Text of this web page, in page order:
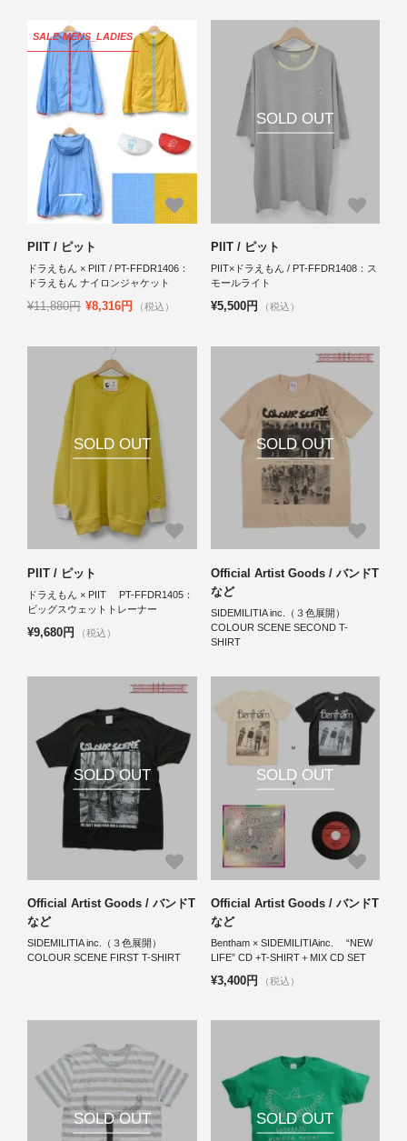
SALE-MENS_LADIES
PIIT / ピット
ドラえもん × PIIT / PT-FFDR1406：
ドラえもん ナイロンジャケット
¥11,880円 ¥8,316円 （税込）
SOLD OUT
PIIT / ピット
PIIT×ドラえもん / PT-FFDR1408：ス
モールライト
¥5,500円 （税込）
SOLD OUT
PIIT / ピット
ドラえもん × PIIT PT-FFDR1405：
ビッグスウェットトレーナー
¥9,680円 （税込）
SOLD OUT
Official Artist Goods / バンドT
など
SIDEMILITIA inc.（３色展開）
COLOUR SCENE SECOND T-
SHIRT
SOLD OUT
Official Artist Goods / バンドT
など
SIDEMILITIA inc.（３色展開）
COLOUR SCENE FIRST T-SHIRT
SOLD OUT
Official Artist Goods / バンドT
など
Bentham × SIDEMILITIAinc. “NEW
LIFE” CD +T-SHIRT＋MIX CD SET
¥3,400円 （税込）
SOLD OUT SOLD OUT